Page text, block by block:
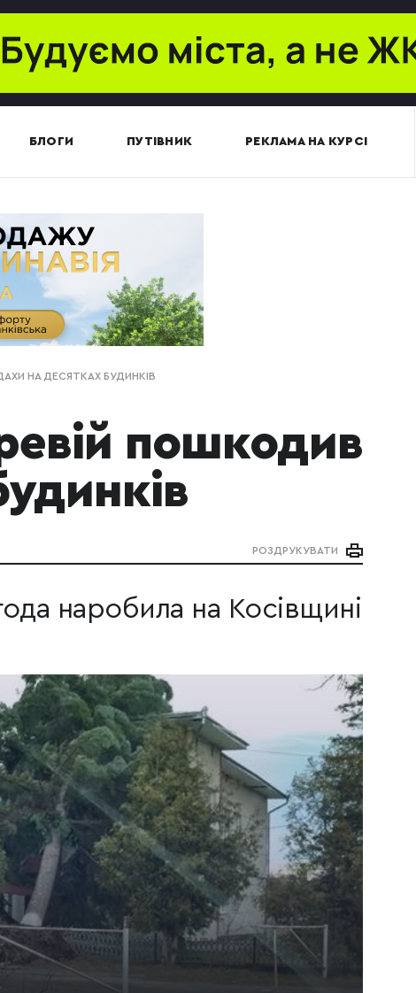
БЛОГИ ПУТІВНИК РЕКЛАМА НА КУРСІ
НА ДЕСЯТКАХ БУДИНКІВ
пошкодив
РОЗДРУКУВАТИ
наробила на Косівщині